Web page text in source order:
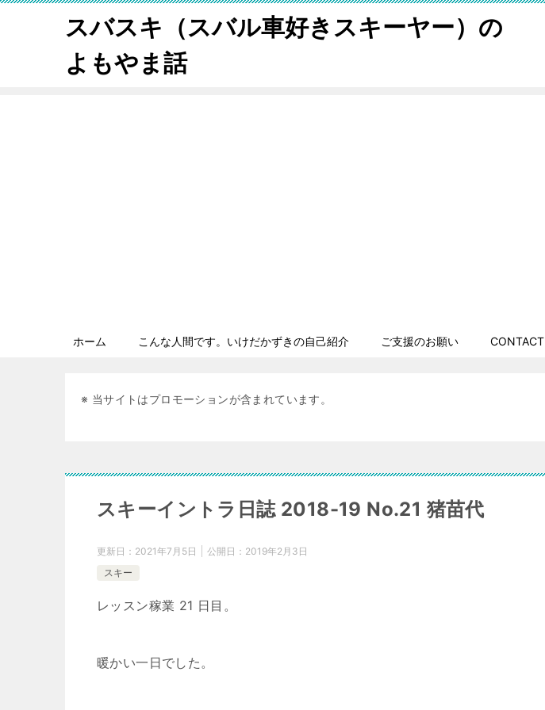
スバスキ（スバル車好きスキーヤー）の
よもやま話
ホーム こんな人間です。いけだかずきの自己紹介 ご支援のお願い CONTACT
※ 当サイトはプロモーションが含まれています。
スキーイントラ日誌 2018-19 No.21 猪苗代
更新日： 2021年7月5日 公開日： 2019年2月3日
スキー
レッスン稼業 21 日目。
暖かい一日でした。